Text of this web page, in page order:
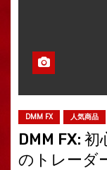
DMM FX 人気商品
DMM FX:
のトレーダ